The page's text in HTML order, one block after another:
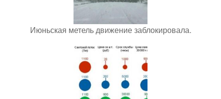
Июньская метель движение заблокировала.